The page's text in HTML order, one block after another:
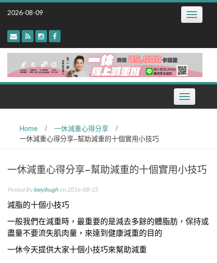
Skip
2026-08-09 Toggle
Toggle
navigation
Home / 一休減重心得分享
/
一休減重心得分享–幫助減重的十個實用小技巧
一休減重心得分享–幫助減重的十個實用小技巧
Posted Byleeyihugh on 2016-08-15
減脂的十個小技巧
一般我們在減重時，最重要的是減去多餘的體脂肪，保持或
盡量不要流失肌肉量，來達到健康減重的目的
一休今天提供大家十個小技巧來幫助減重